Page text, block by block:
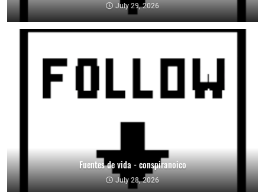
July 29, 2026
Fuentes de vida - conspiranoico
July 28, 2026